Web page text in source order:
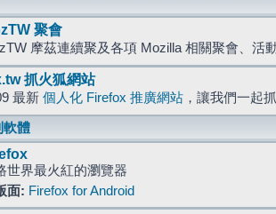
聚會
摩茲連續聚及各項 Mozilla 相關聚會、活
抓火狐網站
最新 個人化 Firefox 推廣網站 ，讓我們一起
軟體
世界最火紅的瀏覽器
面: Firefox for Android